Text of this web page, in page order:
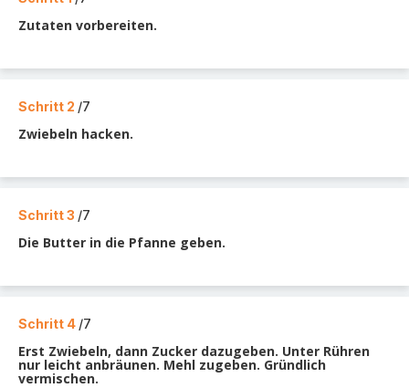
Zutaten vorbereiten.
Schritt 2 /7
Zwiebeln hacken.
Schritt 3 /7
Die Butter in die Pfanne geben.
Schritt 4 /7
Erst Zwiebeln, dann Zucker dazugeben. Unter Rühren
nur leicht anbräunen. Mehl zugeben. Gründlich
vermischen.